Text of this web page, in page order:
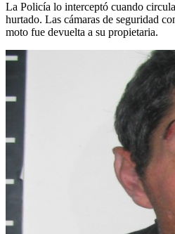
La Policía lo interceptó cuando
hurtado. Las cámaras de seguridad
moto fue devuelta a su propietaria.